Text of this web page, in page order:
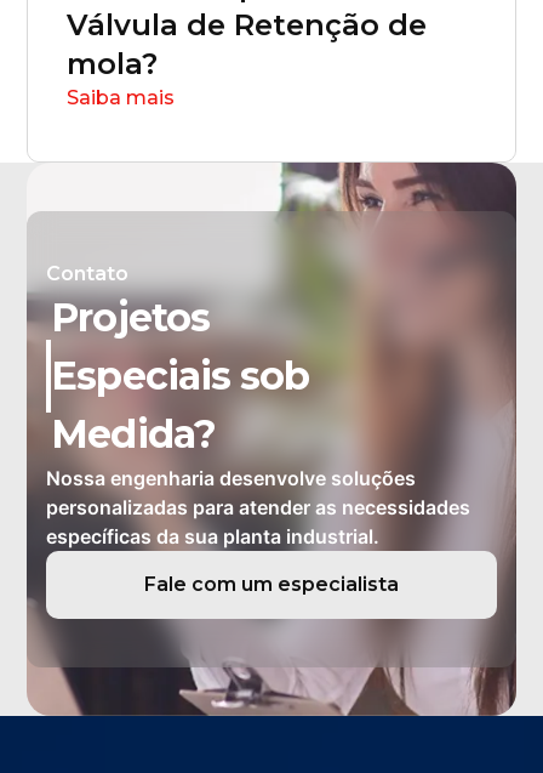
Válvula de Retenção de
mola?
Saiba mais
Contato
Projetos
Especiais sob
Medida?
Nossa engenharia desenvolve soluções
personalizadas para atender as necessidades
específicas da sua planta industrial.
Fale com um especialista